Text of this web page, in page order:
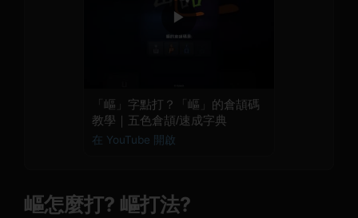
▶
「嶇」字點打？「嶇」的倉頡碼
教學｜五色倉頡/速成字典
在 YouTube 開啟
嶇怎麼打? 嶇打法?